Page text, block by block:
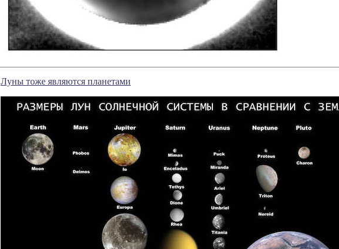
Луны тоже являются планетами